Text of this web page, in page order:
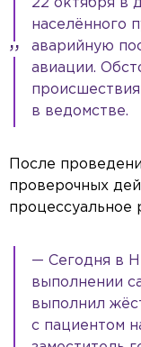
22 октября в
населённого
аварийную
авиации.
в ведомстве.
После
проверочных
процессуальное
— Сегодня в
выполнении
выполнил
с пациентом